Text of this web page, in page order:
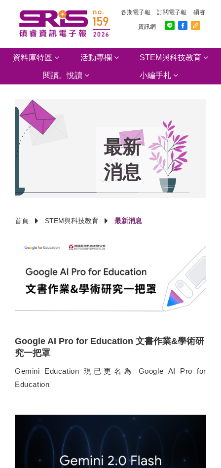
各期電子報 訂閱電子報 碩睿
資訊網
資料庫特區 活動專欄 STEM與科技教育
閱讀。悅讀 小編手札
最新
消息
首頁 STEM與科技教育 最新消息
Google AI Pro for Education 文書作業&學術研
究一把罩
Gemini Education 現已更名為 Google AI Pro for
Education